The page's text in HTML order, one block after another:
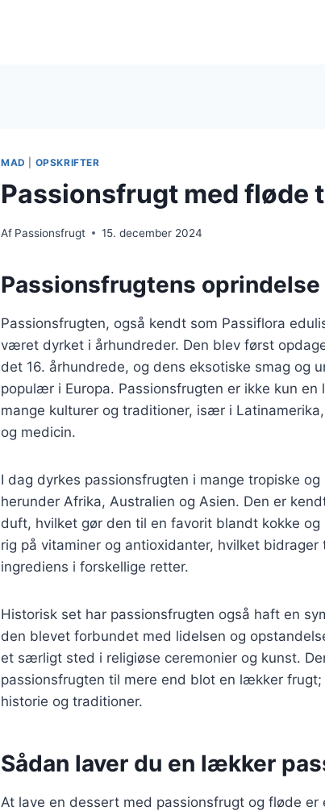
MAD OPSKRIFTER
Passionsfrugt med fløde
Af Passionsfrugt 15. december 2024
Passionsfrugtens
Passionsfrugten, også kendt som Passiflora
været dyrket i århundreder. Den blev først
det 16. århundrede, og dens eksotiske smag og
populær i Europa. Passionsfrugten er ikke kun
mange kulturer og traditioner, især i
og medicin.
I dag dyrkes passionsfrugten i mange tropiske
herunder Afrika, Australien og Asien. Den er
duft, hvilket gør den til en favorit blandt kokke
rig på vitaminer og antioxidanter, hvilket
ingrediens i forskellige retter.
Historisk set har passionsfrugten også haft en
den blevet forbundet med lidelsen og
et særligt sted i religiøse ceremonier og kunst.
passionsfrugten til mere end blot en lækker
historie og traditioner.
Sådan laver du en lækker
At lave en dessert med passionsfrugt og fløde